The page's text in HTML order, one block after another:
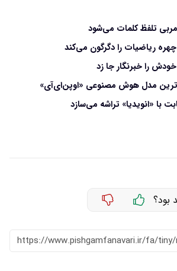
تلفظ کلمات می‌شود
ریاضیات را دگرگون می‌کند
را خبرنگار جا زد
مدل هوش مصنوعی «اوپن‌ای‌آی»
با «انویدیا» تراشه می‌سازد
بود؟
https://www.pishgamfanavari.ir/fa/